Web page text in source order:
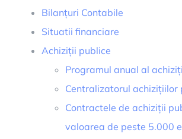
Bilanțuri Contabile
Situatii financiare
Achiziții publice
Programul anual al
Centralizatorul achizițiilor
Contractele de achiziții
valoarea de peste 5.000